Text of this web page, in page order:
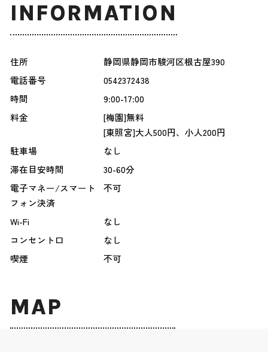
INFORMATION
住所
静岡県静岡市駿河区根古屋390
電話番号
0542372438
時間
9:00-17:00
料金
[梅園]無料
[東照宮]大人500円、小人200円
駐車場
なし
滞在目安時間
30-60分
電子マネー/スマート
フォン決済
不可
Wi-Fi
なし
コンセント口
なし
喫煙
不可
MAP